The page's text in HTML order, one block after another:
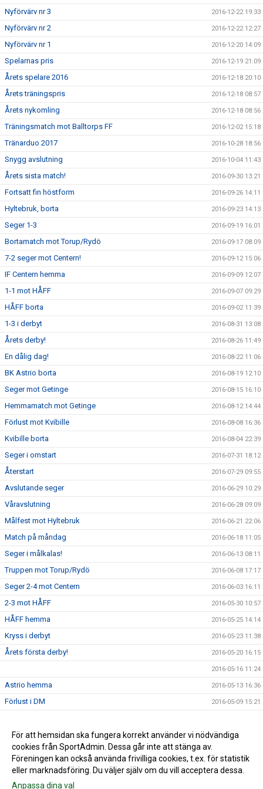
Nyförvärv nr 3 2016-12-22 19:33
Nyförvärv nr 2 2016-12-22 12:27
Nyförvärv nr 1 2016-12-20 14:09
Spelarnas pris 2016-12-19 21:09
Årets spelare 2016 2016-12-18 20:10
Årets träningspris 2016-12-18 08:57
Årets nykomling 2016-12-18 08:56
Träningsmatch mot Balltorps FF 2016-12-02 15:18
Tränarduo 2017 2016-10-28 18:56
Snygg avslutning 2016-10-04 11:43
Årets sista match! 2016-09-30 13:21
Fortsatt fin höstform 2016-09-26 14:11
Hyltebruk, borta 2016-09-23 14:13
Seger 1-3 2016-09-19 16:01
Bortamatch mot Torup/Rydö 2016-09-17 08:09
7-2 seger mot Centern! 2016-09-12 15:06
IF Centern hemma 2016-09-09 12:07
1-1 mot HÅFF 2016-09-07 09:29
HÅFF borta 2016-09-02 11:39
1-3 i derbyt 2016-08-31 13:08
Årets derby! 2016-08-26 11:49
En dålig dag! 2016-08-22 11:06
BK Astrio borta 2016-08-19 12:10
Seger mot Getinge 2016-08-15 16:10
Hemmamatch mot Getinge 2016-08-12 14:44
Förlust mot Kvibille 2016-08-08 16:36
Kvibille borta 2016-08-04 22:39
Seger i omstart 2016-07-31 18:12
Återstart 2016-07-29 09:55
Avslutande seger 2016-06-29 10:29
Våravslutning 2016-06-28 09:09
Målfest mot Hyltebruk 2016-06-21 22:06
Match på måndag 2016-06-18 11:05
Seger i målkalas! 2016-06-13 08:11
Truppen mot Torup/Rydö 2016-06-08 17:17
Seger 2-4 mot Centern 2016-06-03 16:11
2-3 mot HÅFF 2016-05-30 10:57
HÅFF hemma 2016-05-25 14:14
Kryss i derbyt 2016-05-23 11:38
Årets första derby! 2016-05-20 16:15
2016-05-16 11:24
Astrio hemma 2016-05-13 16:36
Förlust i DM 2016-05-09 15:21
Getinge borta 2016-05-04 14:12
Årets första seger! 2016-05-02 12:58
För att hemsidan ska fungera korrekt använder vi nödvändiga
cookies från SportAdmin. Dessa går inte att stänga av.
Föreningen kan också använda frivilliga cookies, t.ex. för statistik
eller marknadsföring. Du väljer själv om du vill acceptera dessa.
Anpassa dina val